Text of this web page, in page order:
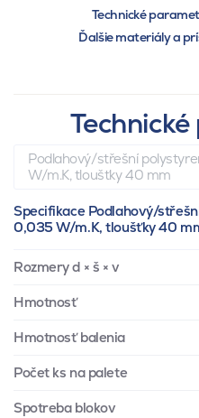
Technické
Ďalšie materiály a
Podlahový/střešní
W/m.K, tloušťky 40 mm
Specifikace Podlahový/
0,035 W/m.K, tloušťky 40
Rozmery d × š × v
Hmotnosť
Hmotnosť balenia
Počet ks na palete
Spotreba blokov